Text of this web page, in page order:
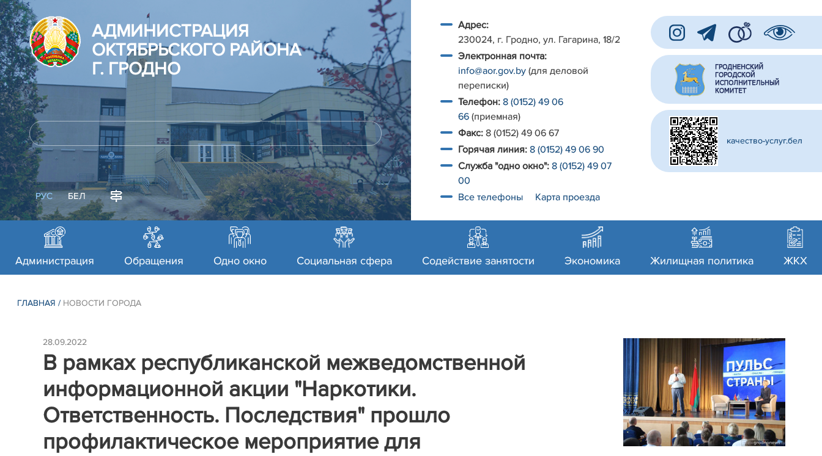
АДМИНИСТРАЦИЯ
ОКТЯБРЬСКОГО РАЙОНА
Г. ГРОДНО
РУС БЕЛ
Адрес:
230024, г. Гродно, ул. Гагарина, 18/2
Электронная почта:
info@aor.gov.by (для деловой
переписки)
Телефон: 8 (0152) 49 06
66 (приемная)
Факс: 8 (0152) 49 06 67
Горячая линия: 8 (0152) 49 06 90
Служба "одно окно": 8 (0152) 49 07
00
Все телефоны
Карта проезда
качество-услуг.бел
Администрация Обращения Одно окно Социальная сфера Содействие занятости Экономика Жилищная политика ЖКХ
ГЛАВНАЯ / НОВОСТИ ГОРОДА
28.09.2022
В рамках республиканской межведомственной
информационной акции "Наркотики.
Ответственность. Последствия" прошло
профилактическое мероприятие для